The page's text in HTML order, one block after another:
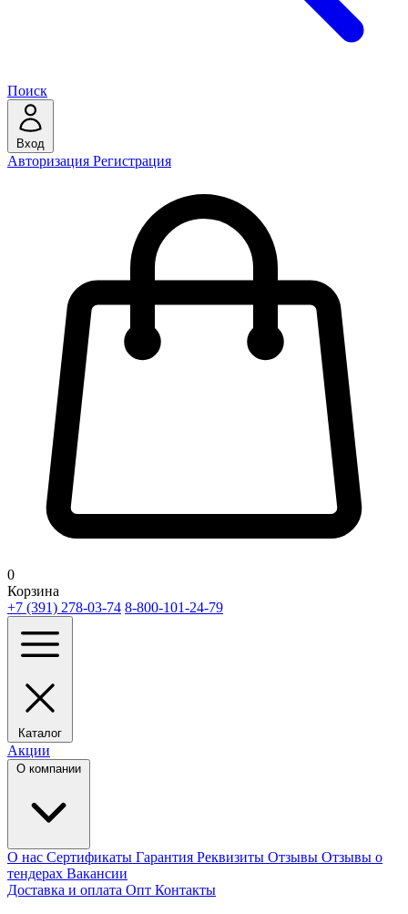
Поиск
Вход
Авторизация Регистрация
0
Корзина
+7 (391) 278-03-74 8-800-101-24-79
Каталог
Акции
О компании
О нас Сертификаты Гарантия Реквизиты Отзывы Отзывы о
тендерах Вакансии
Доставка и оплата Опт Контакты